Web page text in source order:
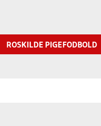
ROSKILDE PIGEFODBOLD